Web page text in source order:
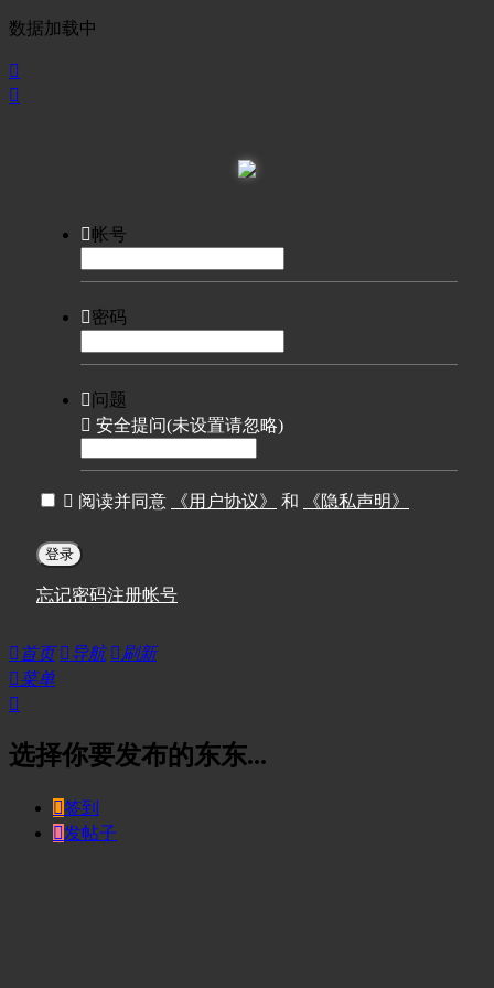
数据加载中


帐号
密码
问题
 安全提问(未设置请忽略)
 阅读并同意 《用户协议》 和 《隐私声明》
登录
忘记密码注册帐号
 首页 导航  刷新
菜单

选择你要发布的东东...
签到
发帖子